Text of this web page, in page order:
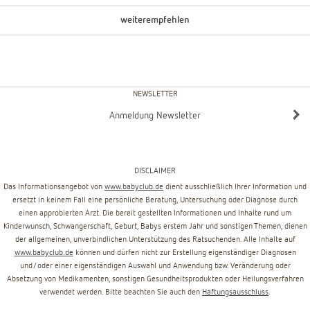
weiterempfehlen
NEWSLETTER
Anmeldung Newsletter
DISCLAIMER
Das Informationsangebot von www.babyclub.de dient ausschließlich Ihrer Information und
ersetzt in keinem Fall eine persönliche Beratung, Untersuchung oder Diagnose durch
einen approbierten Arzt. Die bereit gestellten Informationen und Inhalte rund um
Kinderwunsch, Schwangerschaft, Geburt, Babys erstem Jahr und sonstigen Themen, dienen
der allgemeinen, unverbindlichen Unterstützung des Ratsuchenden. Alle Inhalte auf
www.babyclub.de können und dürfen nicht zur Erstellung eigenständiger Diagnosen
und/oder einer eigenständigen Auswahl und Anwendung bzw. Veränderung oder
Absetzung von Medikamenten, sonstigen Gesundheitsprodukten oder Heilungsverfahren
verwendet werden. Bitte beachten Sie auch den Haftungsausschluss.